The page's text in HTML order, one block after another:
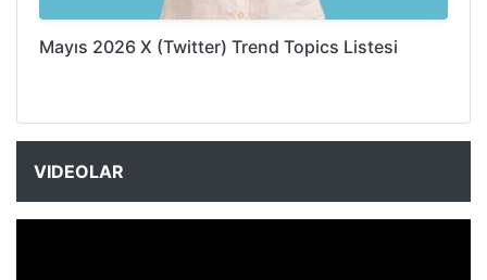
Mayıs 2026 X (Twitter) Trend Topics Listesi
VIDEOLAR